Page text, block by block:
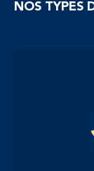
NOS TYPES